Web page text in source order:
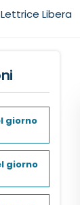
Lettrice Libera
giorno
giorno